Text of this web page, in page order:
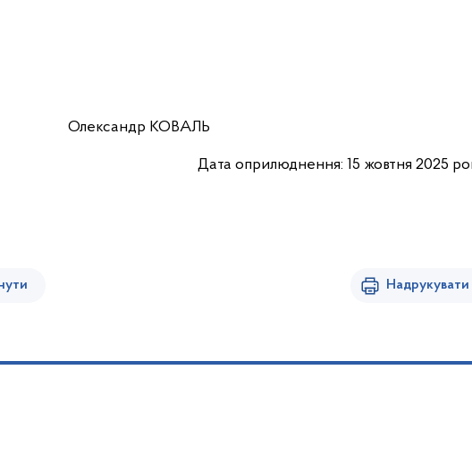
КОВАЛЬ
Дата оприлюднення: 15 жовтня 2025
Надрукувати